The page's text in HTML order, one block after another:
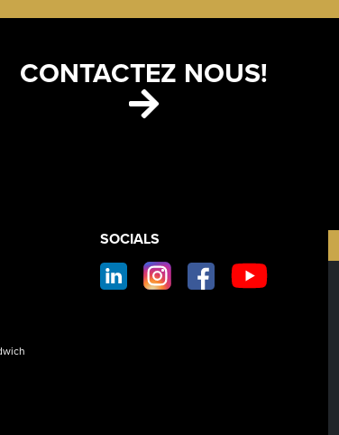
CONTACTEZ NOUS!
CONTACT
SOCIAL
FOOTER
SOCIALS